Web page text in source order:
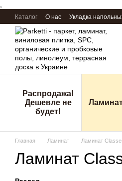
Перейти к основному контенту
Каталог О нас Укладка
Распродажа!
Дешевле не
будет!
Главная Ламинат Ламинат
Ламинат